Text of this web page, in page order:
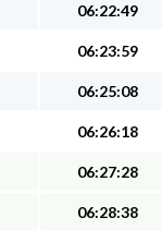
06:22:49
06:23:59
06:25:08
06:26:18
06:27:28
06:28:38